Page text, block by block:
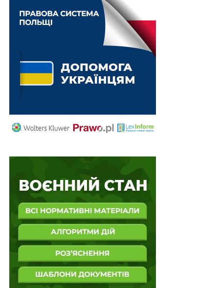
Окрім того, встановлено, що в умовах воєнного стану
державні замовники у сфері оборони для здійснення
попередньої оплати за капітальними видатками та за
державними контрактами (договорами) можуть у
разі потреби перераховувати кошти постачальникам
товарів, виконавцям робіт і надавачам послуг (крім
нерезидентів) на рахунки, відкриті на їх ім’я в
державними контрактами (договорами) про
закупівлю товарів, робіт і послуг, з наданням
договори (контракти) на постачання товарів,
виконання робіт та надання послуг для забезпечення
потреб сектору безпеки і оборони, а також інших
товарів, робіт і послуг для гарантованого
забезпечення потреб безпеки і оборони України, які
укладені до набрання чинності цією постановою, але
продовжують виконуватися.
Нагадаємо,10 млрд гривень на озброєння та
військову техніку